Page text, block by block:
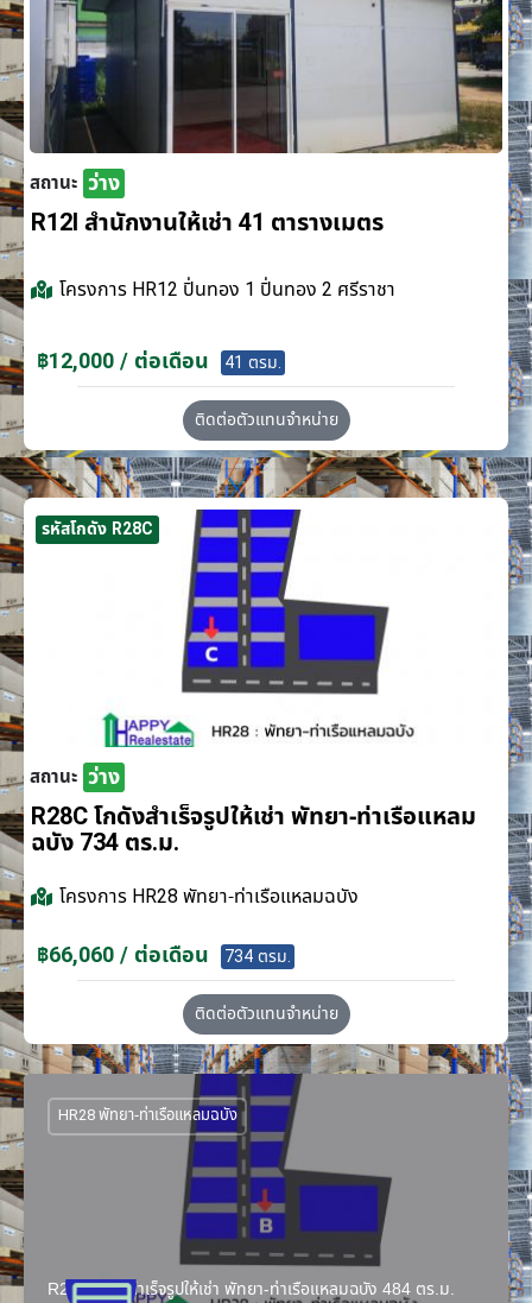
สถานะ ว่าง
R12I สำนักงานให้เช่า 41 ตารางเมตร
โครงการ HR12 ปิ่นทอง 1 ปิ่นทอง 2 ศรีราชา
฿12,000 / ต่อเดือน 41 ตรม.
ติดต่อตัวแทนจำหน่าย
รหัสโกดัง R28C
สถานะ ว่าง
R28C โกดังสำเร็จรูปให้เช่า พัทยา-ท่าเรือแหลม
ฉบัง 734 ตร.ม.
โครงการ HR28 พัทยา-ท่าเรือแหลมฉบัง
฿66,060 / ต่อเดือน 734 ตรม.
ติดต่อตัวแทนจำหน่าย
R28B โกดังสำเร็จรูปให้เช่า พัทยา-ท่าเรือแหลมฉบัง 484 ตร.ม.
HR28 พัทยา-ท่าเรือแหลมฉบัง